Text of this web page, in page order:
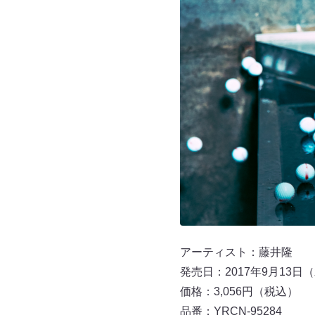
アーティスト：藤井隆
発売日：2017年9月13日
価格：3,056円（税込）
品番：YRCN-95284